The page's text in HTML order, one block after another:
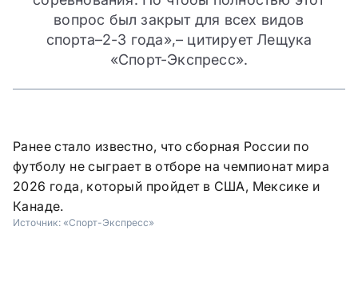
вопрос был закрыт для всех видов
спорта–2-3 года»,– цитирует Лещука
«Спорт-Экспресс».
Ранее стало известно, что сборная России по
футболу не сыграет в отборе на чемпионат мира
2026 года, который пройдет в США, Мексике и
Канаде.
Источник: «Спорт-Экспресс»